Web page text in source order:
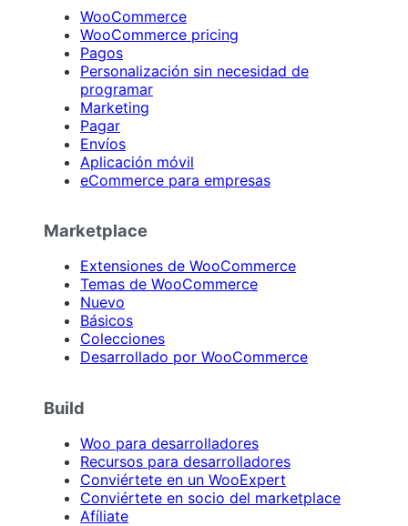
WooCommerce
WooCommerce pricing
Pagos
Personalización sin necesidad de
programar
Marketing
Pagar
Envíos
Aplicación móvil
eCommerce para empresas
Marketplace
Extensiones de WooCommerce
Temas de WooCommerce
Nuevo
Básicos
Colecciones
Desarrollado por WooCommerce
Build
Woo para desarrolladores
Recursos para desarrolladores
Conviértete en un WooExpert
Conviértete en socio del marketplace
Afíliate